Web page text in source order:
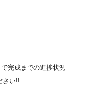
完成までの進捗状況
さい!!